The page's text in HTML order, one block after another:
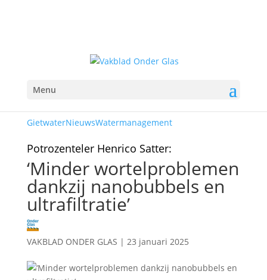
Menu
GietwaterNieuwsWatermanagement
Potrozenteler Henrico Satter:
‘Minder wortelproblemen
dankzij nanobubbels en
ultrafiltratie’
VAKBLAD ONDER GLAS | 23 januari 2025